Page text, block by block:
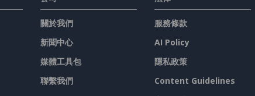
關於我們
新聞中心
媒體工具包
聯繫我們
服務條款
AI Policy
隱私政策
Content Guidelines